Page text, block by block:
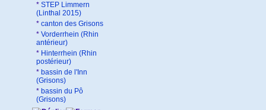
* STEP Limmern
(Linthal 2015)
* canton des Grisons
* Vorderrhein (Rhin
antérieur)
* Hinterrhein (Rhin
postérieur)
* bassin de l'Inn
(Grisons)
* bassin du Pô
(Grisons)